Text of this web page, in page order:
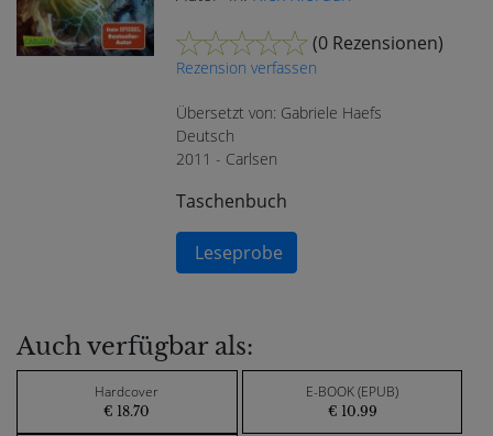
(0 Rezensionen)
Rezension verfassen
Übersetzt von: Gabriele Haefs
Deutsch
2011 - Carlsen
Taschenbuch
Leseprobe
Auch verfügbar als:
Hardcover
€ 18.70
E-BOOK (EPUB)
€ 10.99